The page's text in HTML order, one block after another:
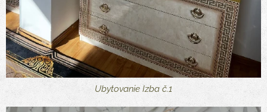
Ubytovanie Izba č.1